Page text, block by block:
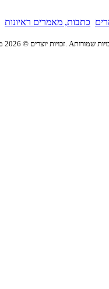
כתבות, מאמרים ראיונות